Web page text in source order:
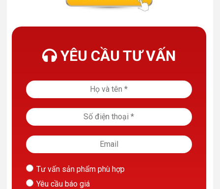
YÊU CẦU TƯ VẤN
Tư vấn sản phẩm phù hợp
Yêu cầu báo giá